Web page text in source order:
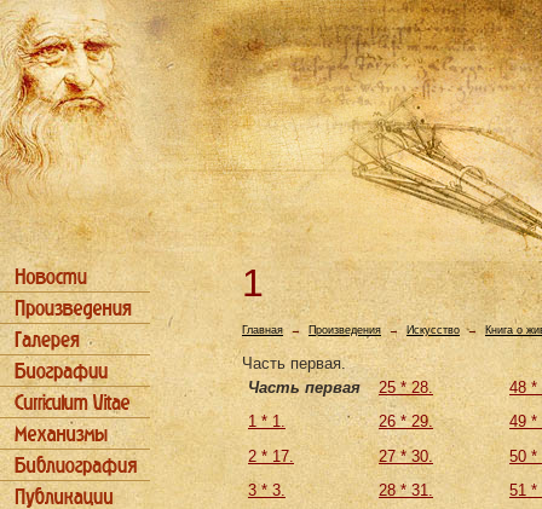
1
Главная→ Произведения → Искусство → Книга о
Часть первая.
Часть первая
1 * 1.
2 * 17.
3 * 3.
25 * 28.
26 * 29.
27 * 30.
28 * 31.
48 *
49 *
50 *
51 *